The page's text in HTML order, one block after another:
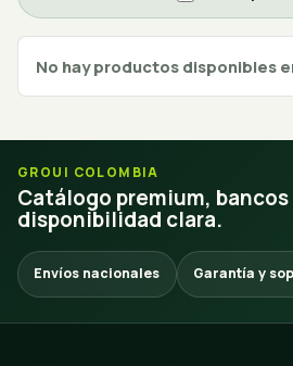
No hay productos disponibles
GROUI COLOMBIA
Catálogo premium,
disponibilidad clara.
Envíos nacionales Garantía y